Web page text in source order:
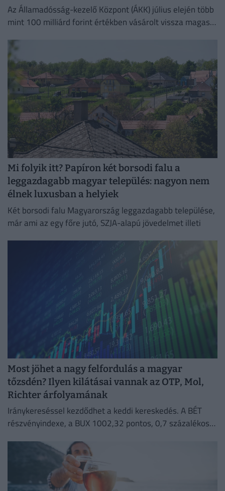
Az Államadósság-kezelő Központ (ÁKK) július elején több
mint 100 milliárd forint értékben vásárolt vissza magas
Mi folyik itt? Papíron két borsodi falu a
leggazdagabb magyar település: nagyon nem
élnek luxusban a helyiek
Két borsodi falu Magyarország leggazdagabb települése,
már ami az egy főre jutó, SZJA-alapú jövedelmet illeti
Most jöhet a nagy felfordulás a magyar
tőzsdén? Ilyen kilátásai vannak az OTP, Mol,
Richter árfolyamának
Iránykereséssel kezdődhet a keddi kereskedés. A BÉT
részvényindexe, a BUX 1002,32 pontos, 0,7 százalékos